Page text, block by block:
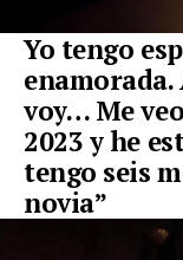
Yo tengo
enamorada.
voy… Me
2023 y he
tengo seis
novia”